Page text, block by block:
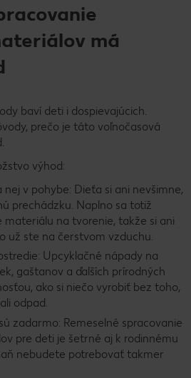
má
baví deti i dospievajúcich.
prečo je táto voľnočasová
výhod:
nej v pohybe: Dieťa si ani nevšimne,
prechádzku. Naplno sa totiž
materiálu na tvorenie, takže si ani
už ste na čerstvom vzduchu.
Upcyklačné nápady na
gaštanov a ďalších prírodných
ako si niečo vyrobiť bez toho,
odpad.
zadarmo: Remeselné spracovanie
pre deti je šetrné aj k rodinnému
nebudete potrebovať takmer